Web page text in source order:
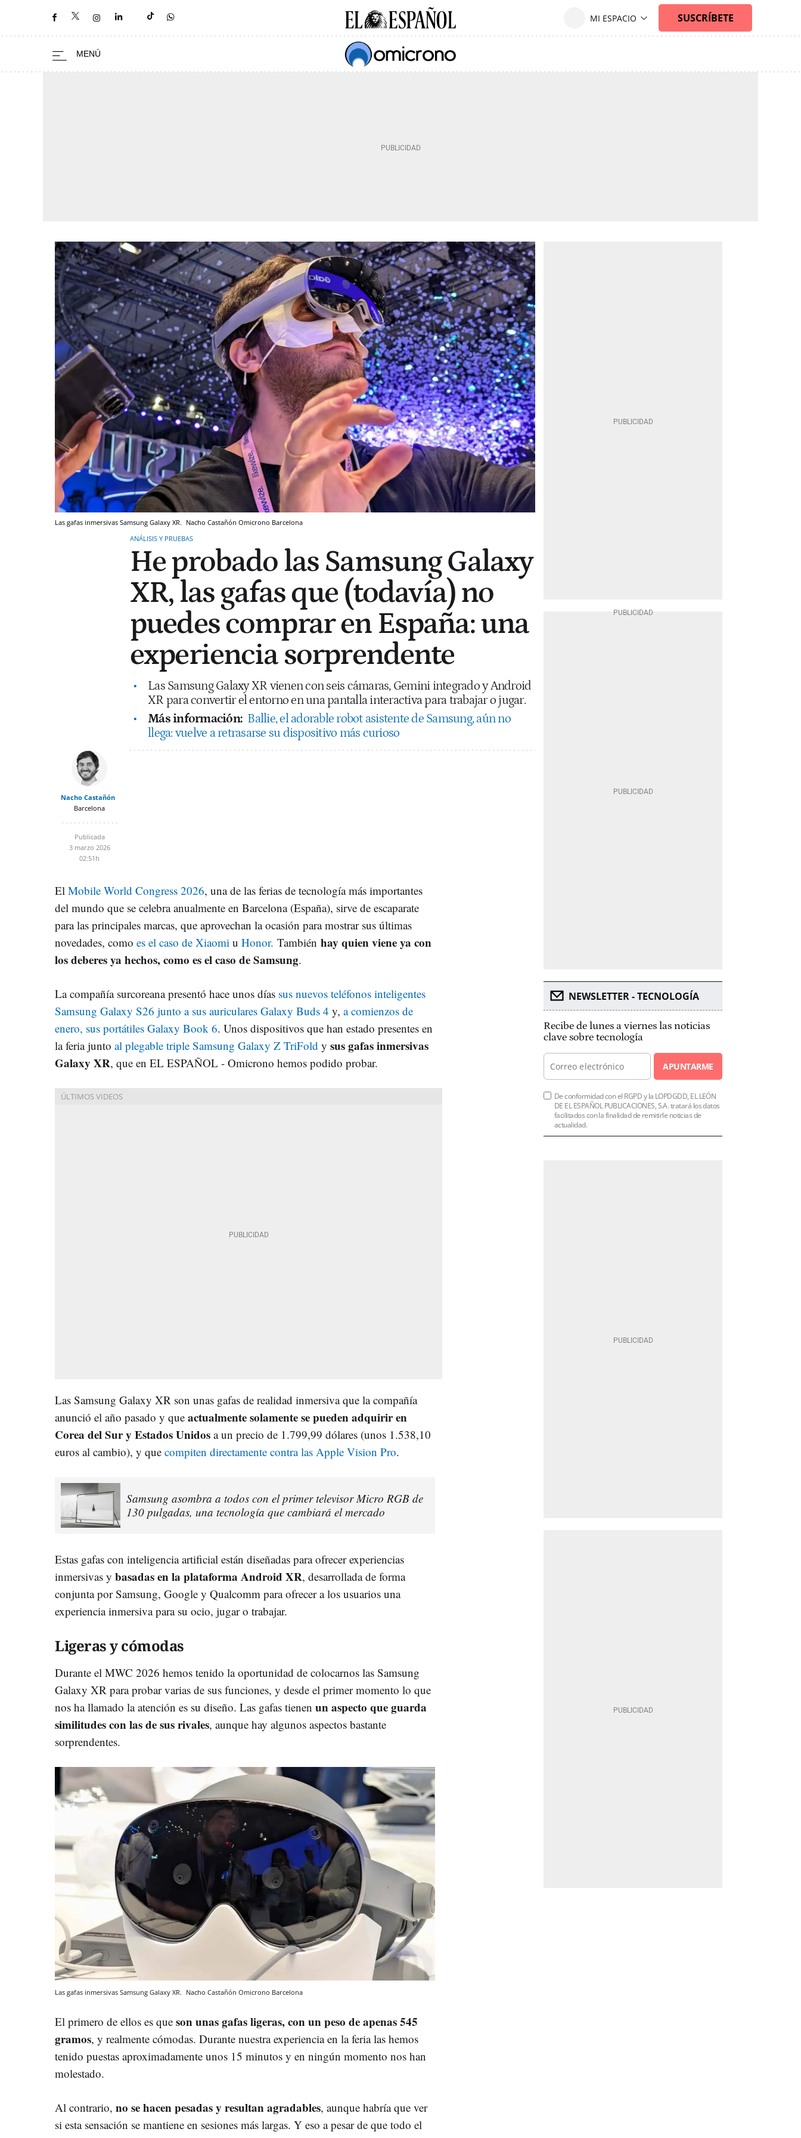
Las gafas inmersivas Samsung Galaxy XR. Nacho Castañón Omicrono Barcelona
ANÁLISIS Y PRUEBAS
He probado las Samsung Galaxy
XR, las gafas que (todavía) no
puedes comprar en España: una
experiencia sorprendente
Las Samsung Galaxy XR vienen con seis cámaras, Gemini integrado y Android
XR para convertir el entorno en una pantalla interactiva para trabajar o jugar.
Más información: Ballie, el adorable robot asistente de Samsung, aún no
llega: vuelve a retrasarse su dispositivo más curioso
Nacho Castañón
Barcelona
Publicada
3 marzo 2026
02:51h
El Mobile World Congress 2026, una de las ferias de tecnología más importantes
del mundo que se celebra anualmente en Barcelona (España), sirve de escaparate
para las principales marcas, que aprovechan la ocasión para mostrar sus últimas
novedades, como es el caso de Xiaomi u Honor. También hay quien viene ya con
los deberes ya hechos, como es el caso de Samsung.
La compañía surcoreana presentó hace unos días sus nuevos teléfonos inteligentes
Samsung Galaxy S26 junto a sus auriculares Galaxy Buds 4 y, a comienzos de
enero, sus portátiles Galaxy Book 6. Unos dispositivos que han estado presentes en
la feria junto al plegable triple Samsung Galaxy Z TriFold y sus gafas inmersivas
Galaxy XR, que en EL ESPAÑOL - Omicrono hemos podido probar.
Las Samsung Galaxy XR son unas gafas de realidad inmersiva que la compañía
anunció el año pasado y que actualmente solamente se pueden adquirir en
Corea del Sur y Estados Unidos a un precio de 1.799,99 dólares (unos 1.538,10
euros al cambio), y que compiten directamente contra las Apple Vision Pro.
Samsung asombra a todos con el primer televisor Micro RGB de
130 pulgadas, una tecnología que cambiará el mercado
Estas gafas con inteligencia artificial están diseñadas para ofrecer experiencias
inmersivas y basadas en la plataforma Android XR, desarrollada de forma
conjunta por Samsung, Google y Qualcomm para ofrecer a los usuarios una
experiencia inmersiva para su ocio, jugar o trabajar.
Ligeras y cómodas
Durante el MWC 2026 hemos tenido la oportunidad de colocarnos las Samsung
Galaxy XR para probar varias de sus funciones, y desde el primer momento lo que
nos ha llamado la atención es su diseño. Las gafas tienen un aspecto que guarda
similitudes con las de sus rivales, aunque hay algunos aspectos bastante
sorprendentes.
Las gafas inmersivas Samsung Galaxy XR. Nacho Castañón Omicrono Barcelona
El primero de ellos es que son unas gafas ligeras, con un peso de apenas 545
gramos, y realmente cómodas. Durante nuestra experiencia en la feria las hemos
tenido puestas aproximadamente unos 15 minutos y en ningún momento nos han
molestado.
Al contrario, no se hacen pesadas y resultan agradables, aunque habría que ver
si esta sensación se mantiene en sesiones más largas. Y eso a pesar de que todo el
NEWSLETTER - TECNOLOGÍA
Recibe de lunes a viernes las noticias
clave sobre tecnología
APUNTARME
De conformidad con el RGPD y la LOPDGDD, EL LEÓN
DE EL ESPAÑOL PUBLICACIONES, S.A. tratará los datos
facilitados con la finalidad de remitirle noticias de
actualidad.